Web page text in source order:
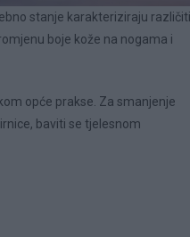
stanje karakteriziraju različiti
boje kože na nogama i
opće prakse. Za smanjenje
baviti se tjelesnom